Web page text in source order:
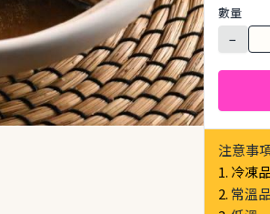
數量
−
注意事
1. 冷凍
2. 常溫